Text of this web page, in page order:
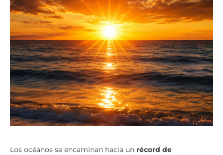
Los océanos se encaminan hacia un récord de